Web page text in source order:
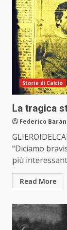
Storie di Calcio
La tragica
Federico
“Diciamo
più
Read More